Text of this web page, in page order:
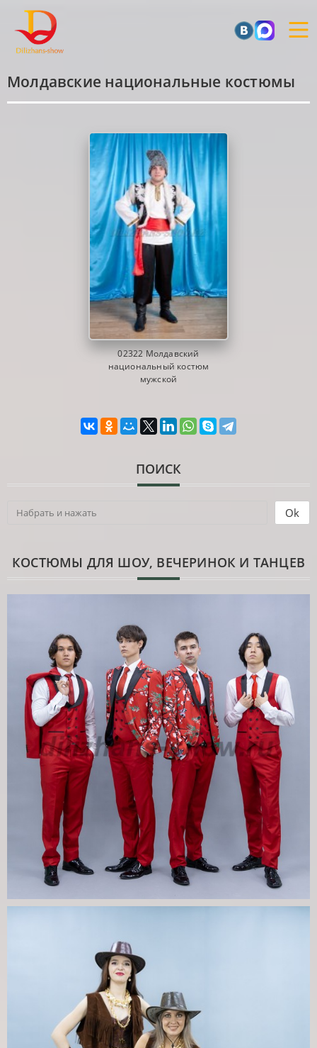
ПОИСК
КОСТЮМЫ ДЛЯ ШОУ, ВЕЧЕРИНОК И ТАНЦЕВ
Молдавские национальные костюмы
02322 Молдавский
национальный костюм
мужской